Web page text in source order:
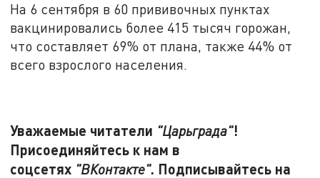
На 6 сентября в 60 прививочных пунктах
вакцинировались более 415 тысяч горожан,
что составляет 69% от плана, также 44% от
всего взрослого населения.
Уважаемые читатели "Царьграда"!
Присоединяйтесь к нам в
соцсетях "ВКонтакте". Подписывайтесь на